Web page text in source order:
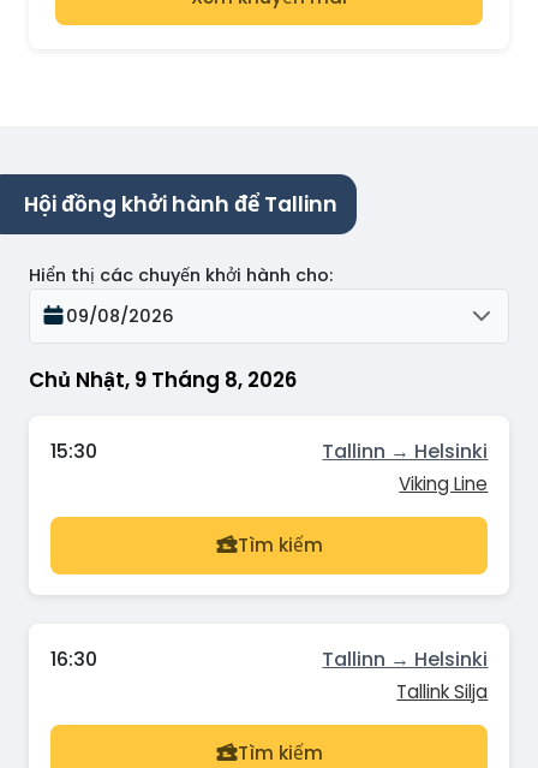
Hội đồng khởi hành để Tallinn
Chủ Nhật, 9 Tháng 8, 2026
Hiển thị các chuyến khởi hành cho:
09/08/2026
15:30 Tallinn → Helsinki
Viking Line
Tìm kiếm
16:30 Tallinn → Helsinki
Tallink Silja
Tìm kiếm